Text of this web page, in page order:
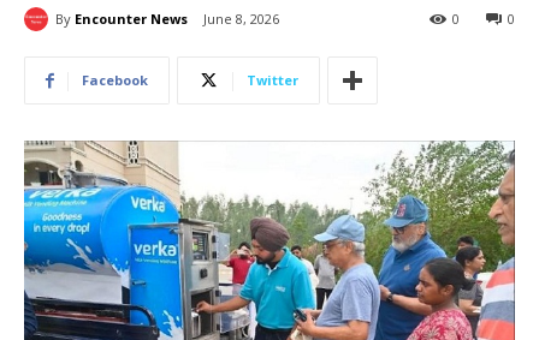
By Encounter News June 8, 2026 0
0
Facebook Twitter